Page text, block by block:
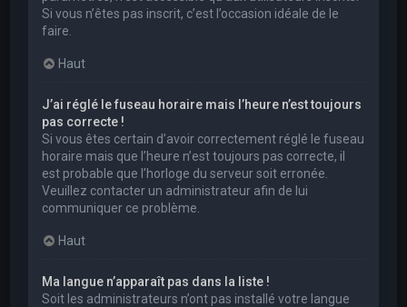
Si vous n’êtes pas inscrit, c’est l’occasion idéale de le
faire.
Haut
J’ai réglé le fuseau horaire mais l’heure n’est toujours
pas correcte !
Si vous êtes certain d’avoir correctement réglé le fuseau
horaire mais que l’heure n’est toujours pas correcte, il
est probable que l’horloge du serveur soit erronée.
Veuillez contacter un administrateur afin de lui
communiquer ce problème.
Haut
Ma langue n’apparaît pas dans la liste !
Soit les administrateurs n’ont pas installé votre langue